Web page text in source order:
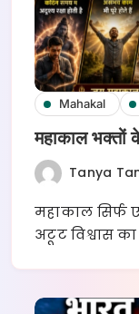
Mahakal
महाकाल भक्तों
Tanya
महाकाल सिर्फ
अटूट विश्वास